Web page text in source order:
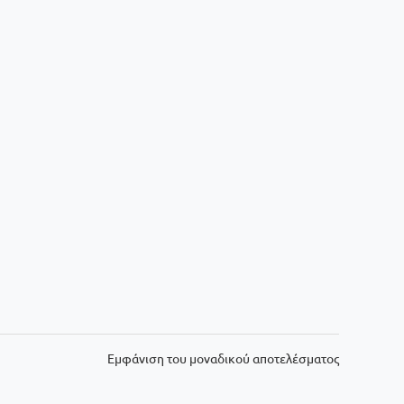
Εμφάνιση του μοναδικού αποτελέσματος